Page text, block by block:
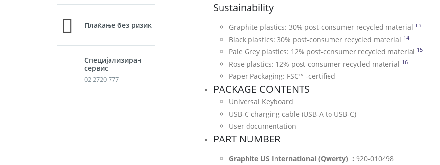
Sustainability
Graphite plastics: 30% post-consumer recycled material 13
Black plastics: 30% post-consumer recycled material 14Excludes
Pale Grey plastics: 12% post-consumer recycled material 15
Rose plastics: 12% post-consumer recycled material 16Excludes
Paper Packaging: FSC™ -certified
PACKAGE CONTENTS
Universal Keyboard
USB-C charging cable (USB-A to USB-C)
User documentation
PART NUMBER
Graphite US International (Qwerty) : 920-010498
Плаќање без ризик
Специјализиран
сервис
02 2720-777